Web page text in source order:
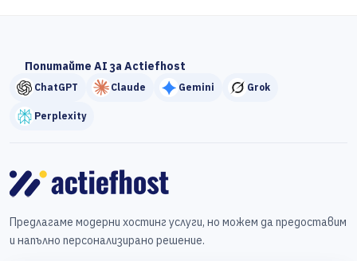
Попитайте AI за Actiefhost
ChatGPT Claude Gemini Grok
Perplexity
Предлагаме модерни хостинг услуги, но можем да предоставим
и напълно персонализирано решение.